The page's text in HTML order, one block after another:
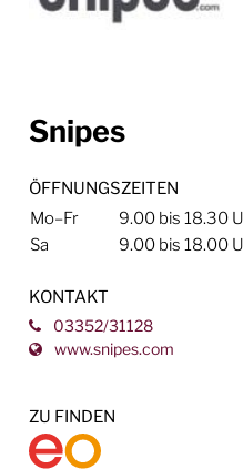
Snipes
ÖFFNUNGSZEITEN
Mo–Fr
9.00 bis 18.30
Sa
9.00 bis 18.00
KONTAKT
03352/31128
www.snipes.com
ZU FINDEN